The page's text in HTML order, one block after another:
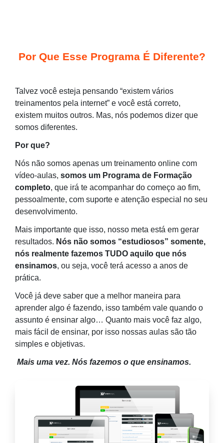
Por Que Esse Programa É Diferente?
Talvez você esteja pensando “existem vários
treinamentos pela internet” e você está correto,
existem muitos outros. Mas, nós podemos dizer que
somos diferentes.
Por que?
Nós não somos apenas um treinamento online com
vídeo-aulas, somos um Programa de Formação
completo, que irá te acompanhar do começo ao fim,
pessoalmente, com suporte e atenção especial no seu
desenvolvimento.
Mais importante que isso, nosso meta está em gerar
resultados. Nós não somos “estudiosos” somente,
nós realmente fazemos TUDO aquilo que nós
ensinamos, ou seja, você terá acesso a anos de
prática.
Você já deve saber que a melhor maneira para
aprender algo é fazendo, isso também vale quando o
assunto é ensinar algo… Quanto mais você faz algo,
mais fácil de ensinar, por isso nossas aulas são tão
simples e objetivas.
Mais uma vez. Nós fazemos o que ensinamos.